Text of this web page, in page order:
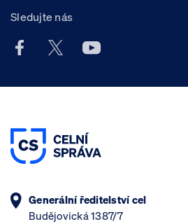
Sledujte nás
Facebook účet Celní správy ČR
X účet Celní správy ČR
Youtube účet
Generální ředitelství cel
Budějovická 1387/7